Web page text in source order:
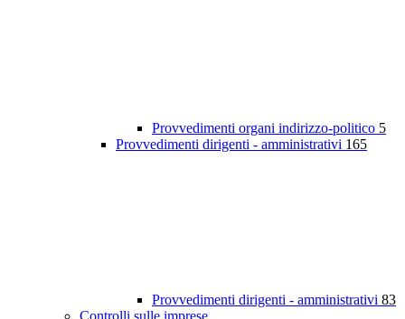
Provvedimenti organi indirizzo-politico 5
Provvedimenti dirigenti - amministrativi 165
Provvedimenti dirigenti - amministrativi 83